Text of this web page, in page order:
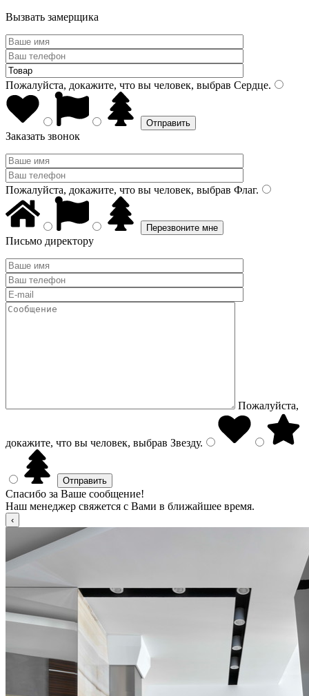
Вызвать замерщика
Пожалуйста, докажите, что вы человек, выбрав Сердце.
Заказать звонок
Пожалуйста, докажите, что вы человек, выбрав Флаг.
Письмо директору
Пожалуйста,
докажите, что вы человек, выбрав Звезду.
Спасибо за Ваше сообщение!
Наш менеджер свяжется с Вами в ближайшее время.